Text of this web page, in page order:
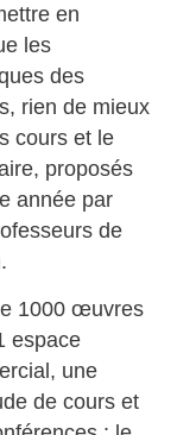
en
les
des
rien de mieux
cours et le
proposés
année par
de
1000 œuvres
espace
une
de cours et